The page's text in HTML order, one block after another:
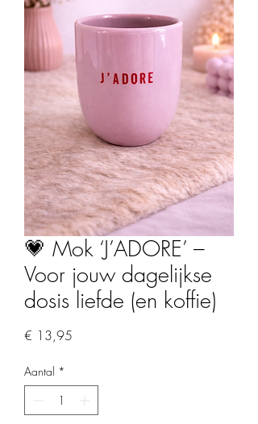
💗 Mok ‘J’ADORE’ –
Voor jouw dagelijkse
dosis liefde (en koffie)
€ 13,95
Aantal *